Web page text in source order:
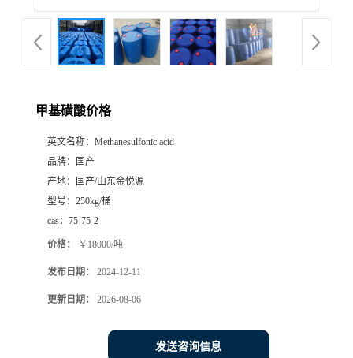
甲基磺酸价格
英文名称： Methanesulfonic acid
品牌：
国产
产地：
国产/山东金悦源
型号： 250kg/桶
cas： 75-75-2
价格： ￥18000/吨
发布日期： 2024-12-11
更新日期： 2026-08-06
发送咨询信息